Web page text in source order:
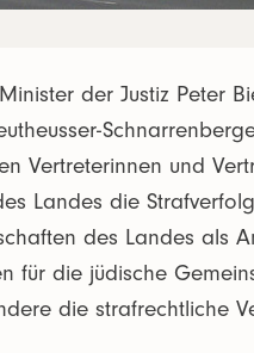
der Justiz Peter
Vertreterinnen und
Landes die
des Landes als
für die jüdische
die strafrechtliche